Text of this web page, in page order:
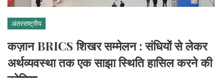
अंतरराष्ट्रीय
कज़ान BRICS शिखर सम्मेलन : संधियों से लेकर
अर्थव्यवस्था तक एक साझा स्थिति हासिल करने की